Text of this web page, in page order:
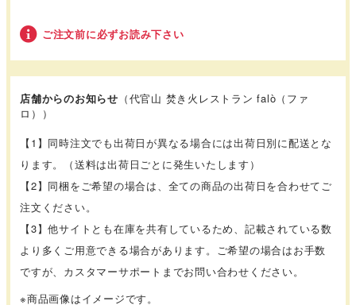
ご注文前に必ずお読み下さい
店舗からのお知らせ （代官山 焚き火レストラン falò（ファ
ロ））
【1】同時注文でも出荷日が異なる場合には出荷日別に配送とな
ります。（送料は出荷日ごとに発生いたします）
【2】同梱をご希望の場合は、全ての商品の出荷日を合わせてご
注文ください。
【3】他サイトとも在庫を共有しているため、記載されている数
より多くご用意できる場合があります。ご希望の場合はお手数
ですが、カスタマーサポートまでお問い合わせください。
※商品画像はイメージです。